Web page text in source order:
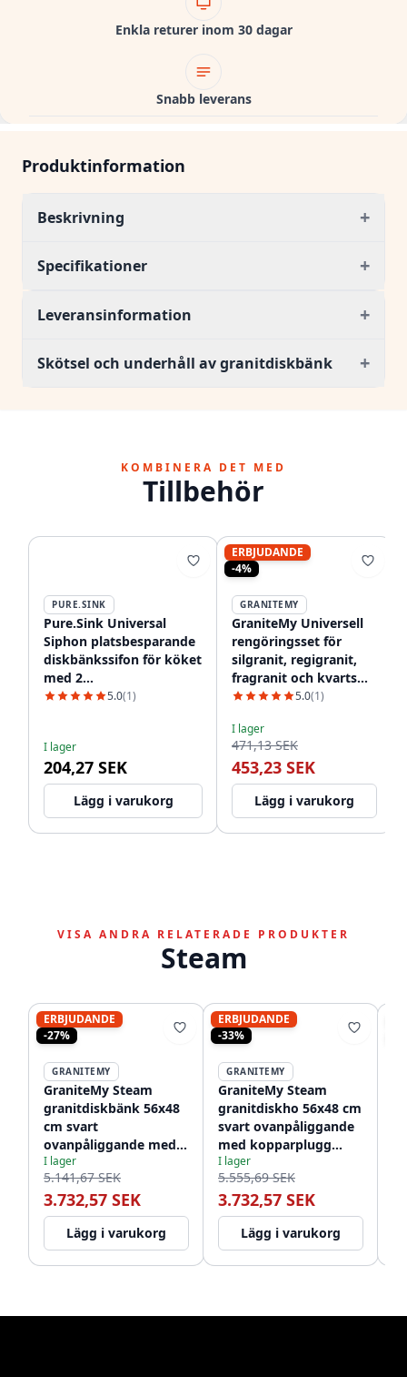
Enkla returer inom 30 dagar
Snabb leverans
Produktinformation
Beskrivning +
Specifikationer +
Leveransinformation +
Skötsel och underhåll av granitdiskbänk +
KOMBINERA DET MED
Tillbehör
PURE.SINK
Pure.Sink Universal
Siphon platsbesparande
diskbänkssifon för köket
med 2
diskmaskinsanslutningar
5.0(1)
I lager
204,27 SEK
Lägg i varukorg
ERBJUDANDE
-4%
GRANITEMY
GraniteMy Universell
rengöringsset för
silgranit, regigranit,
fragranit och kvarts
12089528665.0(1)
I lager
471,13 SEK
453,23 SEK
Lägg i varukorg
VISA ANDRA RELATERADE PRODUKTER
Steam
ERBJUDANDE
-27%
GRANITEMY
GraniteMy Steam
granitdiskbänk 56x48
cm svart
ovanpåliggande med
svart plugg inklusive
tillbehör 1208967233
I lager
5.141,67 SEK
3.732,57 SEK
Lägg i varukorg
ERBJUDANDE
-33%
GRANITEMY
GraniteMy Steam
granitdiskho 56x48 cm
svart ovanpåliggande
med kopparplugg
inklusive tillbehör
1208967234
I lager
5.555,69 SEK
3.732,57 SEK
Lägg i varukorg